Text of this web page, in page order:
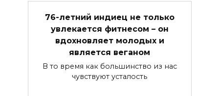
76-летний индиец не только
увлекается фитнесом – он
вдохновляет молодых и
является веганом
В то время как большинство из нас
чувствуют усталость